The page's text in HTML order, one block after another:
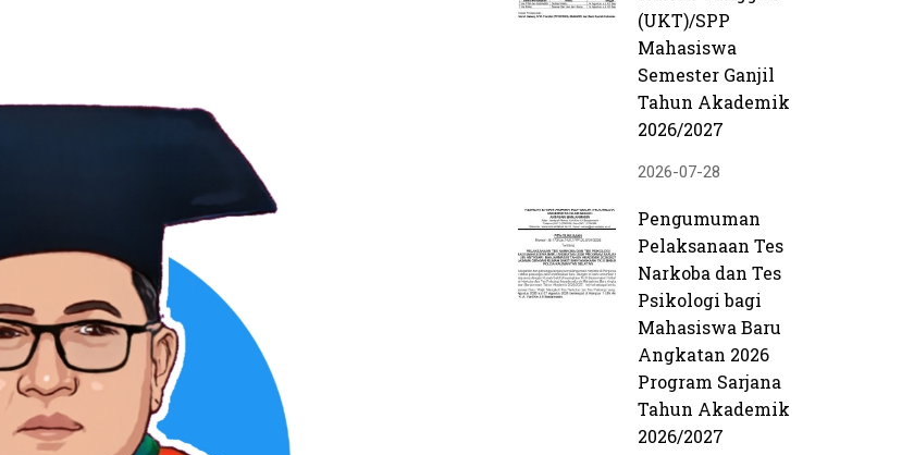
(UKT)/SPP
Mahasiswa
Semester Ganjil
Tahun Akademik
2026/2027
2026-07-28
Pengumuman
Pelaksanaan Tes
Narkoba dan Tes
Psikologi bagi
Mahasiswa Baru
Angkatan 2026
Program Sarjana
Tahun Akademik
2026/2027